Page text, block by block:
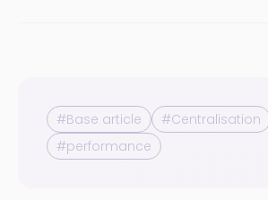
#Base article #Centralisation
#performance